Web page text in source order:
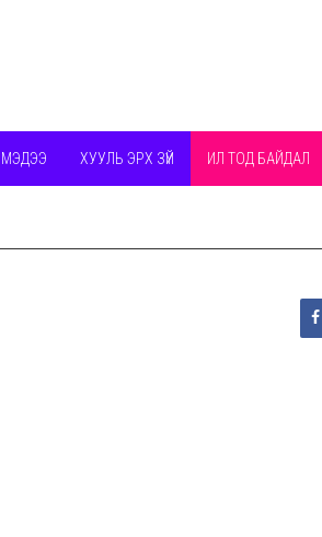
МЭДЭЭ ХУУЛЬ ЭРХ ЗҮЙ ИЛ ТОД БАЙДАЛ